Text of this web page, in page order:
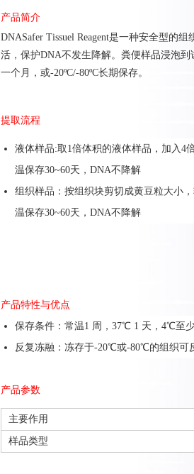
产品简介
DNASafer Tissuel Reagent是一种安全型的组
活，保护DNA不发生降解。 粪便样品浸泡到
一个月，或-20ºC/-80ºC长期保存。
提取流程
液体样品:取 1倍体积的液体样品，加入4
温保存30~60天， DNA不降解
组织样品：按组织块剪切成黄豆粒大小
温保存30~60天， DNA不降解
产品特性与优点
保存条件：常温1 周，37℃ 1 天，4℃至
反复冻融：冻存于-20℃或-80℃的组织可
产品参数
主要作用
样品类型